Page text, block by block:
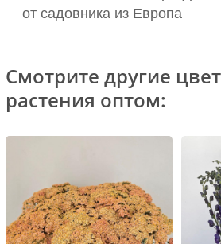
от садовника из Европа
Смотрите другие
растения оптом: